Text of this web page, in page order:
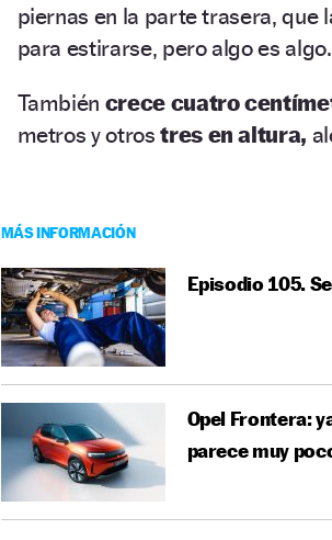
piernas en la parte trasera, que
para estirarse, pero algo es algo.
También crece cuatro
metros y otrostres en altura,
MÁS INFORMACIÓN
Episodio 105.
Opel Frontera:
parece muy